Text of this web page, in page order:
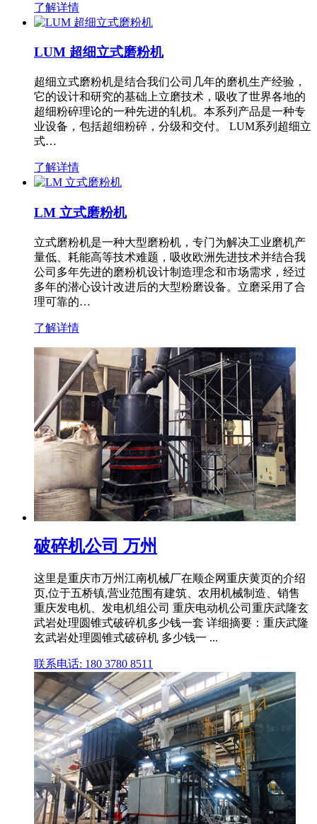
了解详情
LUM 超细立式磨粉机
超细立式磨粉机是结合我们公司几年的磨机生产经验，
它的设计和研究的基础上立磨技术，吸收了世界各地的
超细粉碎理论的一种先进的轧机。本系列产品是一种专
业设备，包括超细粉碎，分级和交付。 LUM系列超细立
式…
了解详情
LM 立式磨粉机
立式磨粉机是一种大型磨粉机，专门为解决工业磨机产
量低、耗能高等技术难题，吸收欧洲先进技术并结合我
公司多年先进的磨粉机设计制造理念和市场需求，经过
多年的潜心设计改进后的大型粉磨设备。立磨采用了合
理可靠的…
了解详情
破碎机公司 万州
这里是重庆市万州江南机械厂在顺企网重庆黄页的介绍
页,位于五桥镇,营业范围有建筑、农用机械制造、销售
重庆发电机、发电机组公司 重庆电动机公司重庆武隆玄
武岩处理圆锥式破碎机多少钱一套 详细摘要：重庆武隆
玄武岩处理圆锥式破碎机 多少钱一 ...
联系电话: 180 3780 8511